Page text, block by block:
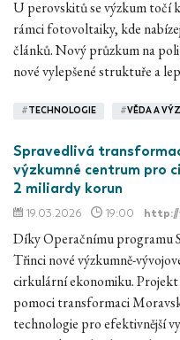
U perovskitů se výzkum točí
rámci fotovoltaiky, kde
článků. Nový průzkum na
nové vylepšené struktuře a
#TECHNOLOGIE #VĚDA A
Spravedlivá
výzkumné centrum pro
2 miliardy korun
19.03.2026 19:00 http://
Díky Operačnímu programu
Třinci nové výzkumně-
cirkulární ekonomiku.
pomoci transformaci
technologie pro efektivnější